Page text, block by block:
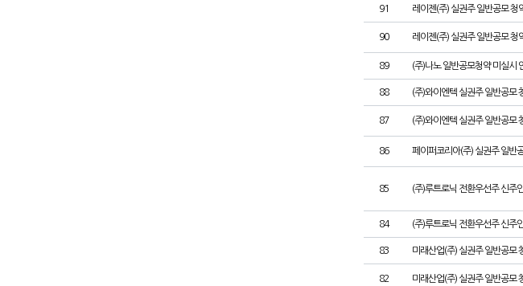
91 레이젠(주) 실권주 일반공모 청
90 레이젠(주) 실권주 일반공모 청
89 (주)나노 일반공모청약 미실시
88 (주)와이엔텍 실권주 일반공모
87 (주)와이엔텍 실권주 일반공모
86 페이퍼코리아(주) 실권주 일반
85 (주)루트로닉 전환우선주 신주
84 (주)루트로닉 전환우선주 신주
83 미래산업(주) 실권주 일반공모
82 미래산업(주) 실권주 일반공모